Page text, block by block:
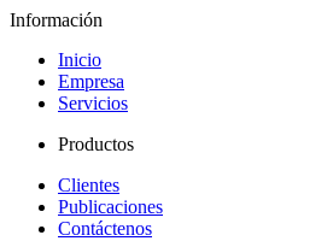
Información
Inicio
Empresa
Servicios
Productos
Clientes
Publicaciones
Contáctenos